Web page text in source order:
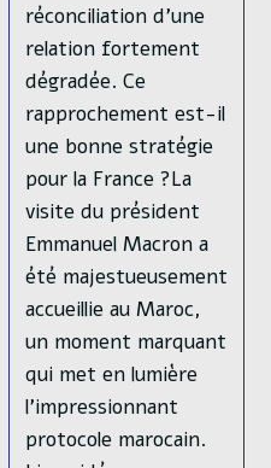
réconciliation d’une
relation fortement
dégradée. Ce
rapprochement est-il
une bonne stratégie
pour la France ?La
visite du président
Emmanuel Macron a
été majestueusement
accueillie au Maroc,
un moment marquant
qui met en lumière
l’impressionnant
protocole marocain.